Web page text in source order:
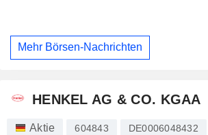
Mehr Börsen-Nachrichten
HENKEL AG & CO. KGAA
Aktie 604843 DE0006048432